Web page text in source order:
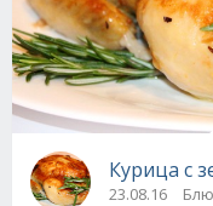
Курица с
23.08.16